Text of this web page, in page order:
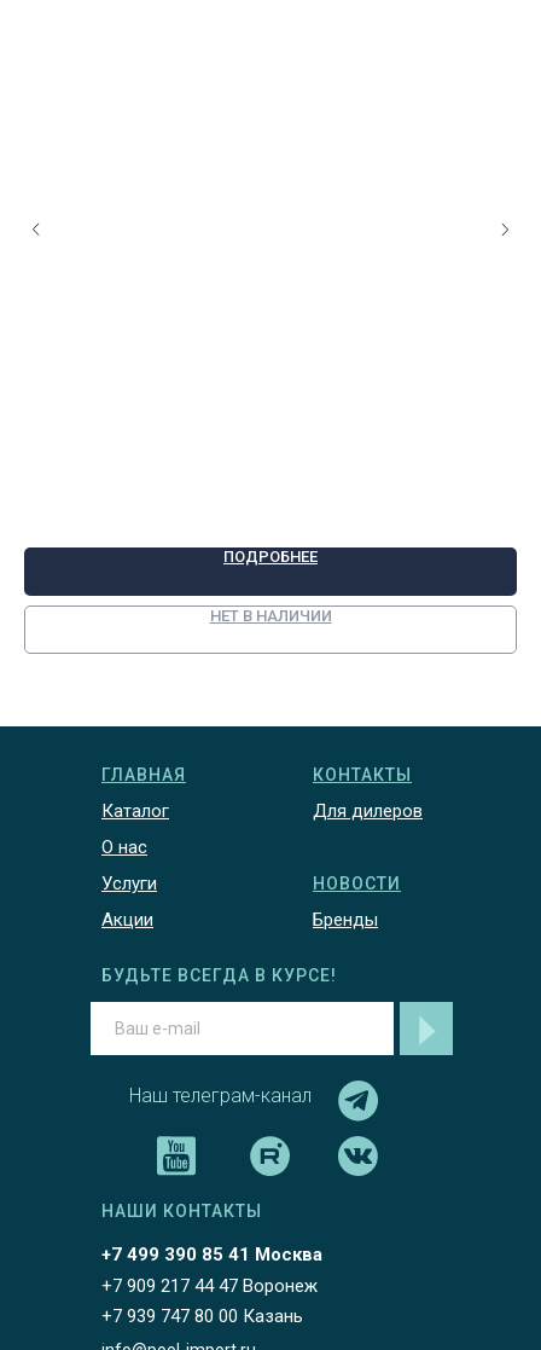
ПОДРОБНЕЕ
НЕТ В НАЛИЧИИ
ГЛАВНАЯ
Каталог
О нас
Услуги
Акции
КОНТАКТЫ
Для дилеров
НОВОСТИ
Бренды
Наш телеграм-канал
БУДЬТЕ ВСЕГДА В КУРСЕ!
+7 499 390 85 41 Москва
НАШИ КОНТАКТЫ
+7 909 217 44 47 Воронеж
+7 939 747 80 00 Казань